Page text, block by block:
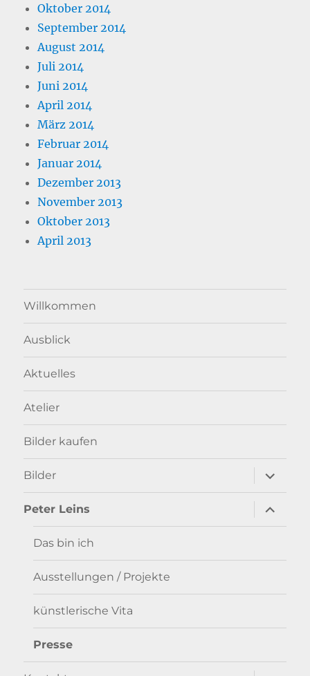
Oktober 2014
September 2014
August 2014
Juli 2014
Juni 2014
April 2014
März 2014
Februar 2014
Januar 2014
Dezember 2013
November 2013
Oktober 2013
April 2013
Willkommen
Ausblick
Aktuelles
Atelier
Bilder kaufen
Bilder
anzeigen
Peter Leins
anzeigen
Das bin ich
Ausstellungen / Projekte
künstlerische Vita
Presse